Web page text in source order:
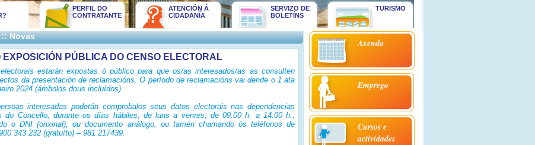
PERFIL DO
CONTRATANTE
ATENCIÓN Á
CIDADANÍA
SERVIZO DE
BOLETÍNS
TURISMO
Novas
EXPOSICIÓN PÚBLICA DO CENSO ELECTORAL
estarán expostas ó público para que os/as interesados/as as consulten
da presentación de reclamacións. O período de reclamacións vai dende o 1 ata
2024 (ámbolos dous incluídos).
interesadas poderán comprobalos seus datos electorais nas dependencias
do Concello, durante os días hábiles, de luns a venres, de 09.00 h. a 14.00 h.,
o DNI (orixinal), ou documento análogo, ou tamén chamando ós teléfonos de
343 232 (gratuíto) – 981 217439.
Axenda
Emprego
Cursos e
actividades